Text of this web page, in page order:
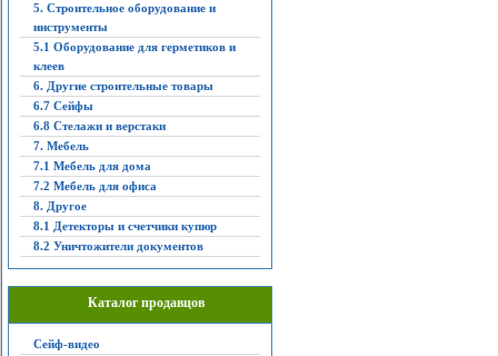
5. Строительное оборудование и
инструменты
5.1 Оборудование для герметиков и
клеев
6. Другие строительные товары
6.7 Сейфы
6.8 Стелажи и верстаки
7. Мебель
7.1 Мебель для дома
7.2 Мебель для офиса
8. Другое
8.1 Детекторы и счетчики купюр
8.2 Уничтожители документов
Каталог продавцов
Сейф-видео